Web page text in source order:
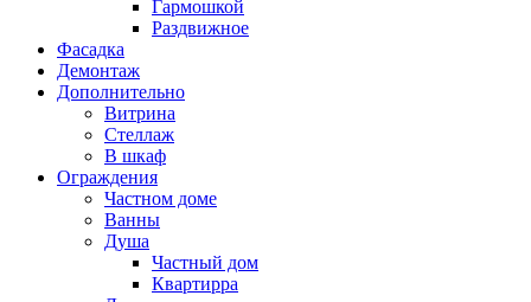
Гармошкой
Раздвижное
Фасадка
Демонтаж
Дополнительно
Витрина
Стеллаж
В шкаф
Ограждения
Частном доме
Ванны
Душа
Частный дом
Квартирра